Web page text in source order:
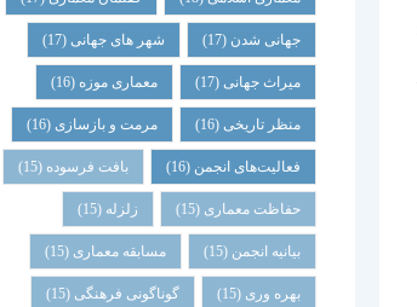
جهانی شدن (17) شهر های جهانی(17)
میراث جهانی(17) معماری موزه (16)
منظر تاریخی(16) مرمت و بازسازی(16)
فعالیت‌های انجمن (16) بافت فرسوده (15)
حفاظت معماری (15) زلزله (15)
بیانیه انجمن (15) مسابقه معماری (15)
بهره وری (15) گوناگونی فرهنگی (15)